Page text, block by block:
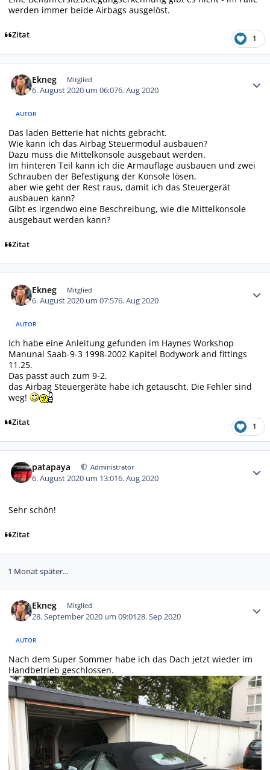
werden immer beide Airbags ausgelöst.
Zitat 1
Ekneg Mitglied
6. August 2020 um 06:076. Aug 2020
AUTOR
Das laden Betterie hat nichts gebracht.
Wie kann ich das Airbag Steuermodul ausbauen?
Dazu muss die Mittelkonsole ausgebaut werden.
Im hinteren Teil kann ich die Armauflage ausbauen und zwei
Schrauben der Befestigung der Konsole lösen,
aber wie geht der Rest raus, damit ich das Steuergerät
ausbauen kann?
Gibt es irgendwo eine Beschreibung, wie die Mittelkonsole
ausgebaut werden kann?
Zitat
Ekneg Mitglied
6. August 2020 um 07:576. Aug 2020
AUTOR
Ich habe eine Anleitung gefunden im Haynes Workshop
Manunal Saab-9-3 1998-2002 Kapitel Bodywork and fittings
11.25.
Das passt auch zum 9-2.
das Airbag Steuergeräte habe ich getauscht. Die Fehler sind
weg!
Zitat 1
patapaya Administrator
6. August 2020 um 13:016. Aug 2020
Sehr schön!
Zitat
1 Monat später...
Ekneg Mitglied
28. September 2020 um 09:0128. Sep 2020
AUTOR
Nach dem Super Sommer habe ich das Dach jetzt wieder im
Handbetrieb geschlossen.